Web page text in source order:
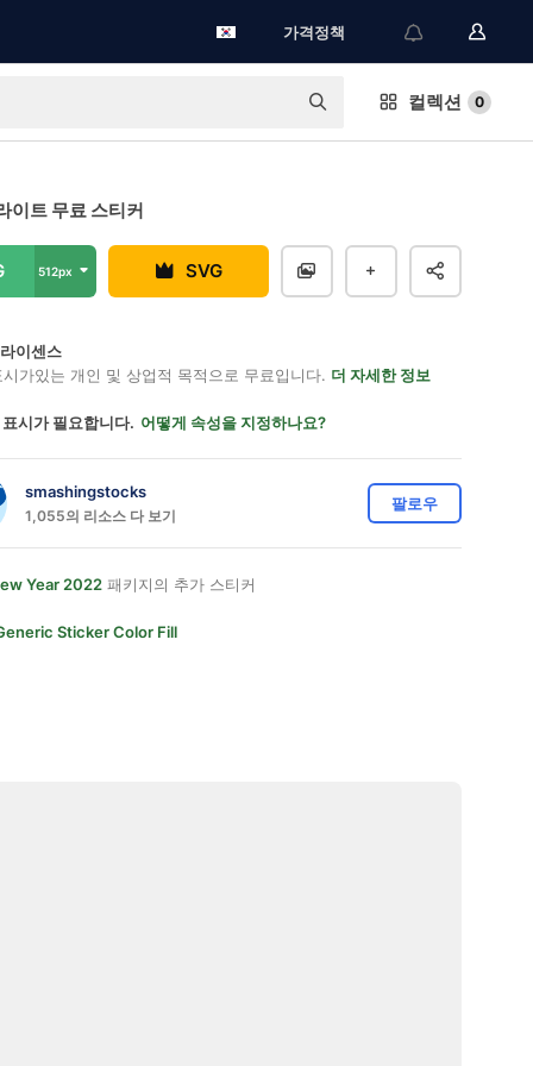
가격정책
컬렉션 0
이트 무료 스티커
512px SVG
이센스
가있는 개인 및 상업적 목적으로 무료입니다. 더 자세한 정보
시가 필요합니다. 어떻게 속성을 지정하나요?
smashingstocks
1,055의 리소스 다 보기
팔로우
Year 2022 패키지의 추가 스티커
Sticker Color Fill